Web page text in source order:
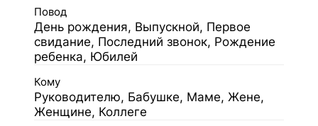
Повод
День рождения, Выпускной, Первое
свидание, Последний звонок, Рождение
ребенка, Юбилей
Кому
Руководителю, Бабушке, Маме, Жене,
Женщине, Коллеге